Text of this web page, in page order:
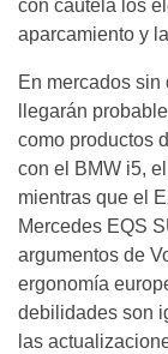
con cautela los
aparcamiento y
En mercados
llegarán
como productos
con el BMW i5,
mientras que el
Mercedes EQS
argumentos de
ergonomía
debilidades son
las